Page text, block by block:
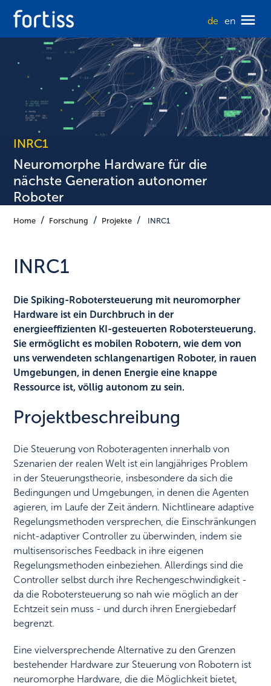
de en
INRC1
Neuromorphe Hardware für die
nächste Generation autonomer
Roboter
Home Forschung Projekte INRC1
INRC1
Die Spiking-Robotersteuerung mit neuromorpher
Hardware ist ein Durchbruch in der
energieeffizienten KI-gesteuerten Robotersteuerung.
Sie ermöglicht es mobilen Robotern, wie dem von
uns verwendeten schlangenartigen Roboter, in rauen
Umgebungen, in denen Energie eine knappe
Ressource ist, völlig autonom zu sein.
Projektbeschreibung
Die Steuerung von Roboteragenten innerhalb von
Szenarien der realen Welt ist ein langjähriges Problem
in der Steuerungstheorie, insbesondere da sich die
Bedingungen und Umgebungen, in denen die Agenten
agieren, im Laufe der Zeit ändern. Nichtlineare adaptive
Regelungsmethoden versprechen, die Einschränkungen
nicht-adaptiver Controller zu überwinden, indem sie
multisensorisches Feedback in ihre eigenen
Regelungsmethoden einbeziehen. Allerdings sind die
Controller selbst durch ihre Rechengeschwindigkeit -
da die Robotersteuerung so nah wie möglich an der
Echtzeit sein muss - und durch ihren Energiebedarf
begrenzt.
Eine vielversprechende Alternative zu den Grenzen
bestehender Hardware zur Steuerung von Robotern ist
neuromorphe Hardware, die die Möglichkeit bietet,